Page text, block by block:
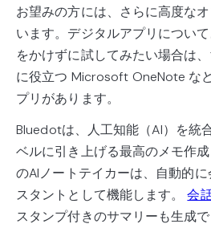
お望みの方には、さらに高度な
います。デジタルアプリについ
をかけずに試してみたい場合は
に役立つ Microsoft OneNote な
プリがあります。
Bluedotは、人工知能（AI）を統
ベルに引き上げる最高のメモ作
のAIノートテイカーは、自動的
スタントとして機能します。会
スタンプ付きのサマリーも生成